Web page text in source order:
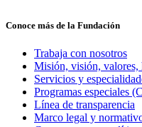
Conoce más de la Fundación
Trabaja con nosotros
Misión, visión, valores,
Servicios y
Programas especiales
Línea de transparencia
Marco legal y